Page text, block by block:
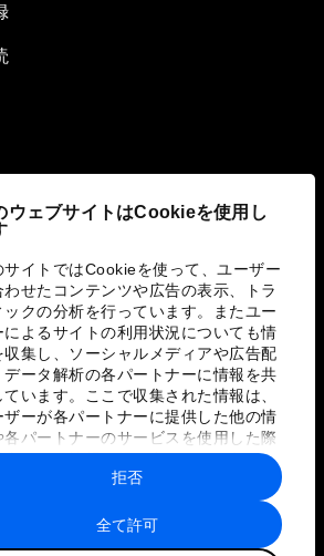
ウェブサイトはCookieを使用し
サイトではCookieを使って、ユーザー
わせたコンテンツや広告の表示、トラ
ックの分析を行っています。またユー
によるサイトの利用状況についても情
収集し、ソーシャルメディアや広告配
データ解析の各パートナーに情報を共
ています。ここで収集された情報は、
ザーが各パートナーに提供した他の情
各パートナーのサービスを使用した際
集された情報と組み合わされ、各パー
ーによって使用されることがありま
全て許可
拒否
取り組み
シーポリシーと利用規約
サイトマップ